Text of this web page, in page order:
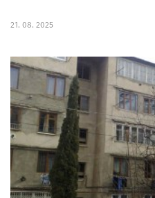
21. 08. 2025